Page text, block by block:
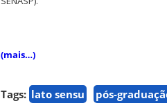
(mais…)
Tags: lato sensu pós-